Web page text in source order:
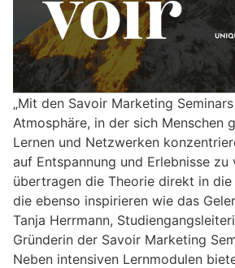
„Mit den Savoir Marketing
Atmosphäre, in der sich Menschen
Lernen und Netzwerken
auf Entspannung und Erlebnisse zu
übertragen die Theorie direkt in die
die ebenso inspirieren wie das
Tanja Herrmann,
Gründerin der Savoir Marketing
Neben intensiven Lernmodulen